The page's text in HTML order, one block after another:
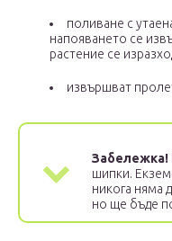
поливане с
напояването се
растение се
извършват
Забележка!
шипки.
никога няма
но ще бъде